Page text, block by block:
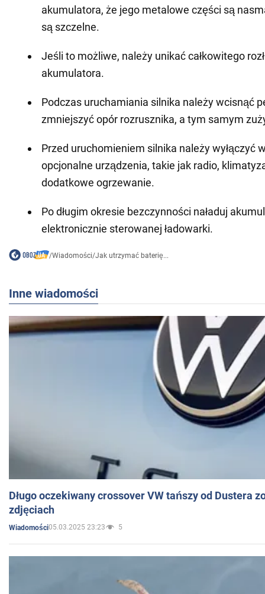
akumulatora, że jego metalowe części są
są szczelne.
Jeśli to możliwe, należy unikać całkowitego
akumulatora.
Podczas uruchamiania silnika należy wcisnąć
zmniejszyć opór rozrusznika, a tym samym
Przed uruchomieniem silnika należy wyłączyć
opcjonalne urządzenia, takie jak radio,
dodatkowe ogrzewanie.
Po długim okresie bezczynności naładuj
elektronicznie sterowanej ładowarki.
/Wiadomości/Jak utrzymać baterię...
Inne wiadomości
Długo oczekiwany crossover VW tańszy od Dustera
zdjęciach
Wiadomości05.03.2025 23:23 5